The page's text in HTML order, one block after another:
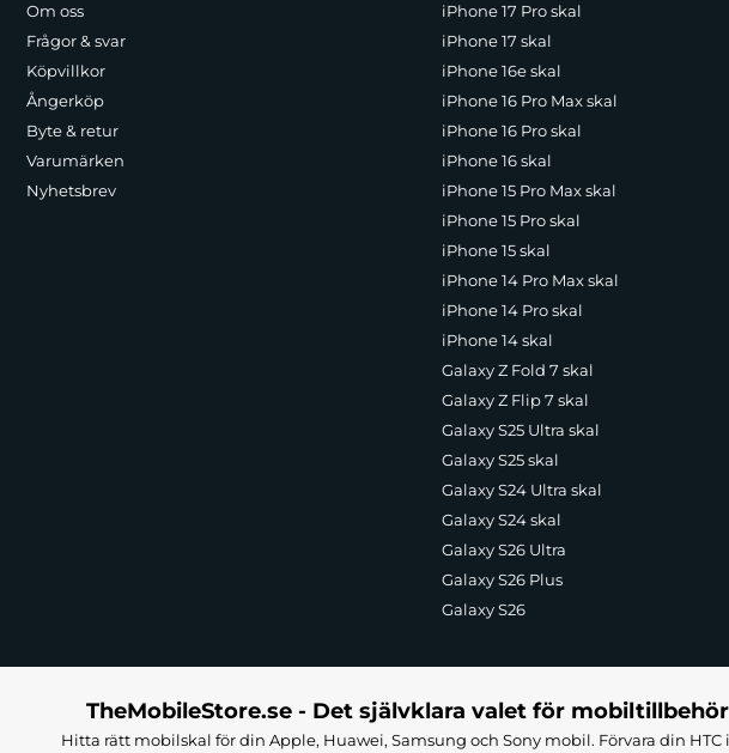
Om oss
Frågor & svar
Köpvillkor
Ångerköp
Byte & retur
Varumärken
Nyhetsbrev
iPhone 17 Pro skal
iPhone 17 skal
iPhone 16e skal
iPhone 16 Pro Max skal
iPhone 16 Pro skal
iPhone 16 skal
iPhone 15 Pro Max skal
iPhone 15 Pro skal
iPhone 15 skal
iPhone 14 Pro Max skal
iPhone 14 Pro skal
iPhone 14 skal
Galaxy Z Fold 7 skal
Galaxy Z Flip 7 skal
Galaxy S25 Ultra skal
Galaxy S25 skal
Galaxy S24 Ultra skal
Galaxy S24 skal
Galaxy S26 Ultra
Galaxy S26 Plus
Galaxy S26
TheMobileStore.se - Det självklara valet för mobiltillbehör
Hitta rätt mobilskal för din Apple, Huawei, Samsung och Sony mobil. Förvara din HTC